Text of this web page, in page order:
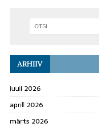
ARHIIV
juuli 2026
aprill 2026
märts 2026